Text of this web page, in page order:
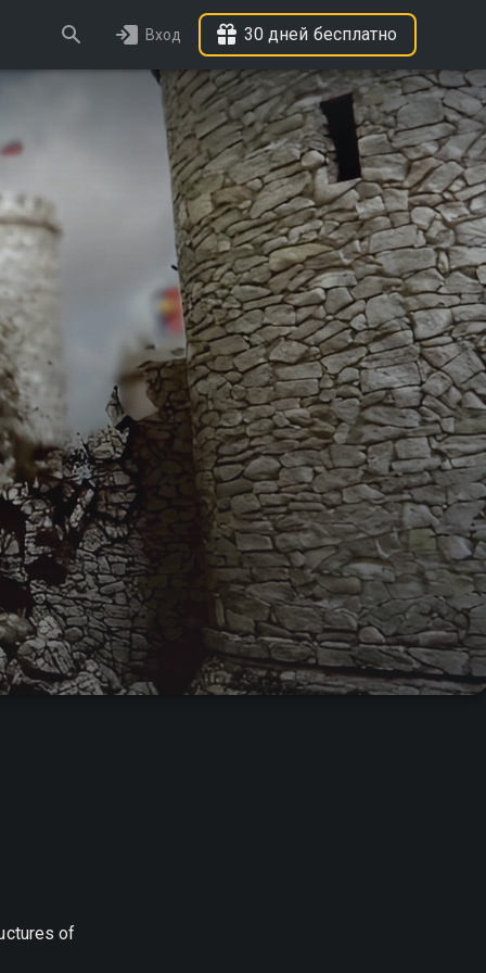
Вход 30 дней бесплатно
of